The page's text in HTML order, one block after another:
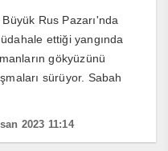
Rus Pazarı'nda
ettiği yangında
gökyüzünü
sürüyor. Sabah
2023 11:14